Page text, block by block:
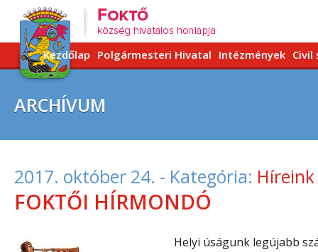
Kezdőlap Polgármesteri Hivatal Intézmények Civil
ARCHÍVUM
2017. október 24. - Kategória: Híreink
FOKTŐI HÍRMONDÓ
Helyi úságunk legújabb